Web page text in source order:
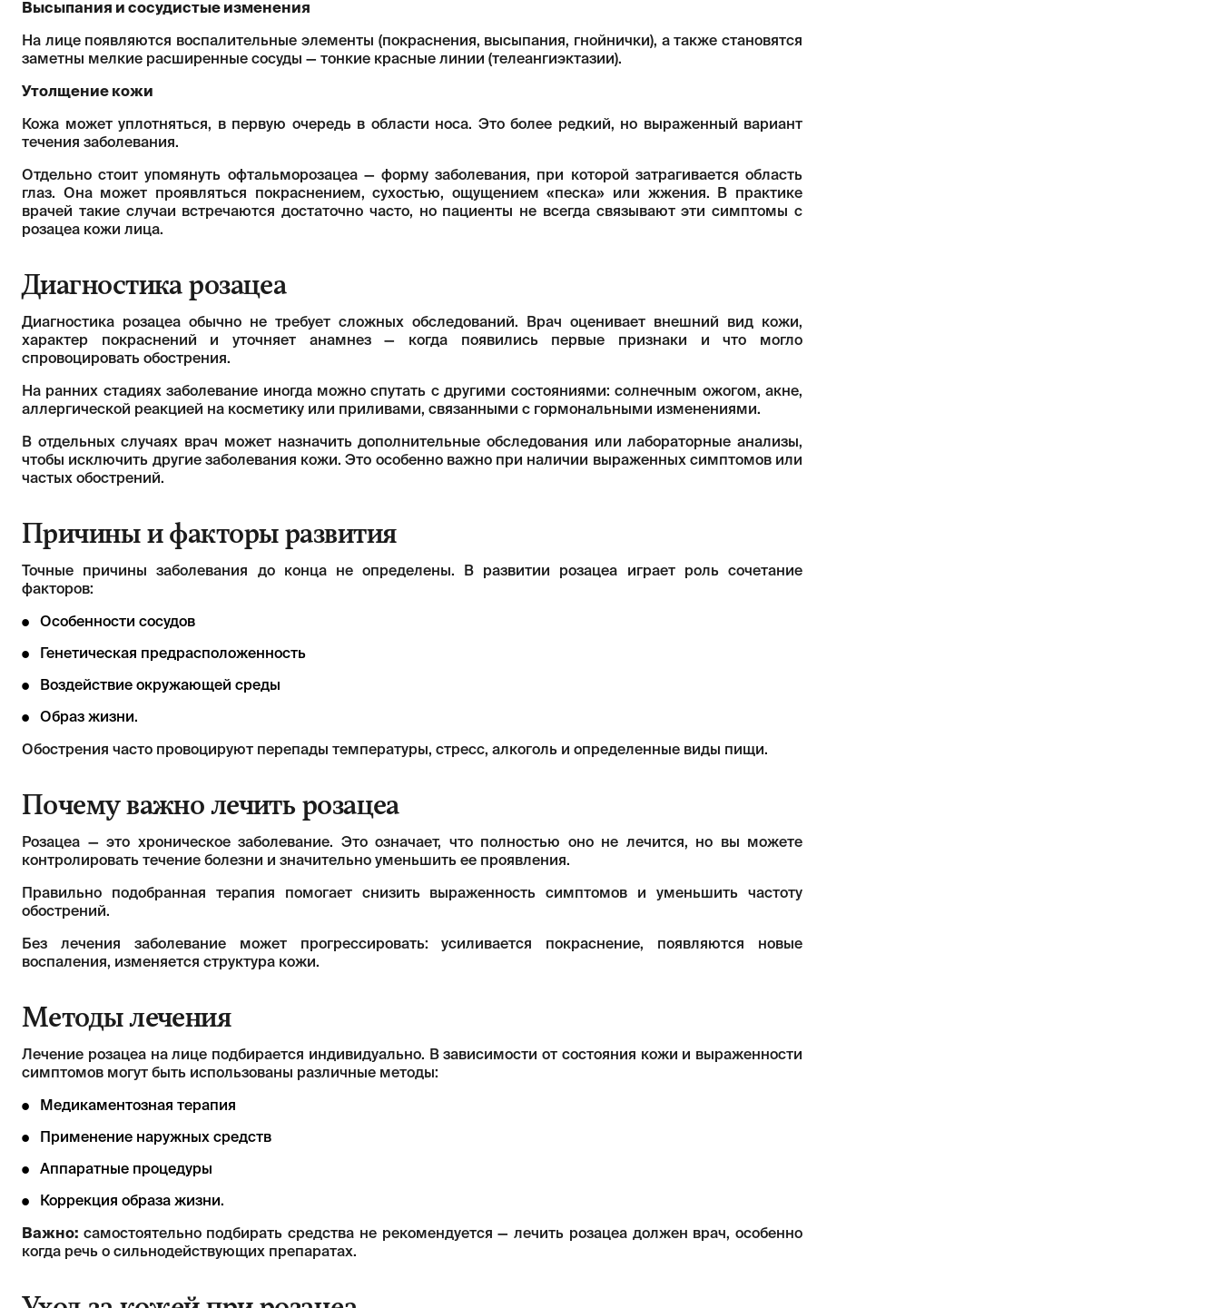
Высыпания и сосудистые изменения
На лице появляются воспалительные элементы (покраснения, высыпания, гнойнички), а также становятся
заметны мелкие расширенные сосуды — тонкие красные линии (телеангиэктазии).
Утолщение кожи
Кожа может уплотняться, в первую очередь в области носа. Это более редкий, но выраженный вариант
течения заболевания.
Отдельно стоит упомянуть офтальморозацеа — форму заболевания, при которой затрагивается область
глаз. Она может проявляться покраснением, сухостью, ощущением «песка» или жжения. В практике
врачей такие случаи встречаются достаточно часто, но пациенты не всегда связывают эти симптомы с
розацеа кожи лица.
Диагностика розацеа
Диагностика розацеа обычно не требует сложных обследований. Врач оценивает внешний вид кожи,
характер покраснений и уточняет анамнез — когда появились первые признаки и что могло
спровоцировать обострения.
На ранних стадиях заболевание иногда можно спутать с другими состояниями: солнечным ожогом, акне,
аллергической реакцией на косметику или приливами, связанными с гормональными изменениями.
В отдельных случаях врач может назначить дополнительные обследования или лабораторные анализы,
чтобы исключить другие заболевания кожи. Это особенно важно при наличии выраженных симптомов или
частых обострений.
Причины и факторы развития
Точные причины заболевания до конца не определены. В развитии розацеа играет роль сочетание
факторов:
Особенности сосудов
Генетическая предрасположенность
Воздействие окружающей среды
Образ жизни.
Обострения часто провоцируют перепады температуры, стресс, алкоголь и определенные виды пищи.
Почему важно лечить розацеа
Розацеа — это хроническое заболевание. Это означает, что полностью оно не лечится, но вы можете
контролировать течение болезни и значительно уменьшить ее проявления.
Правильно подобранная терапия помогает снизить выраженность симптомов и уменьшить частоту
обострений.
Без лечения заболевание может прогрессировать: усиливается покраснение, появляются новые
воспаления, изменяется структура кожи.
Методы лечения
Лечение розацеа на лице подбирается индивидуально. В зависимости от состояния кожи и выраженности
симптомов могут быть использованы различные методы:
Медикаментозная терапия
Применение наружных средств
Аппаратные процедуры
Коррекция образа жизни.
Важно: самостоятельно подбирать средства не рекомендуется — лечить розацеа должен врач, особенно
когда речь о сильнодействующих препаратах.